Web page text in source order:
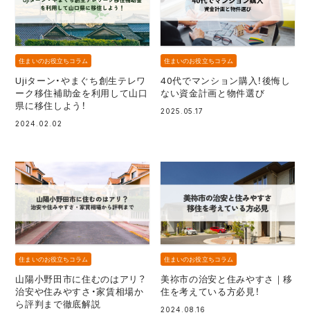
住まいのお役立ちコラム
Ujiターン・やまぐち創生テレワ
ーク移住補助金を利用して山口
県に移住しよう！
2024.02.02
住まいのお役立ちコラム
40代でマンション購入！後悔し
ない資金計画と物件選び
2025.05.17
住まいのお役立ちコラム
山陽小野田市に住むのはアリ？
治安や住みやすさ・家賃相場か
ら評判まで徹底解説
住まいのお役立ちコラム
美祢市の治安と住みやすさ｜移
住を考えている方必見！
2024.08.16